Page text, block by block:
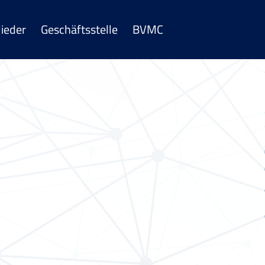
Geschäftsstelle BVMC